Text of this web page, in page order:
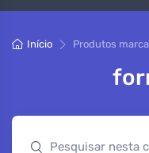
Início Produtos